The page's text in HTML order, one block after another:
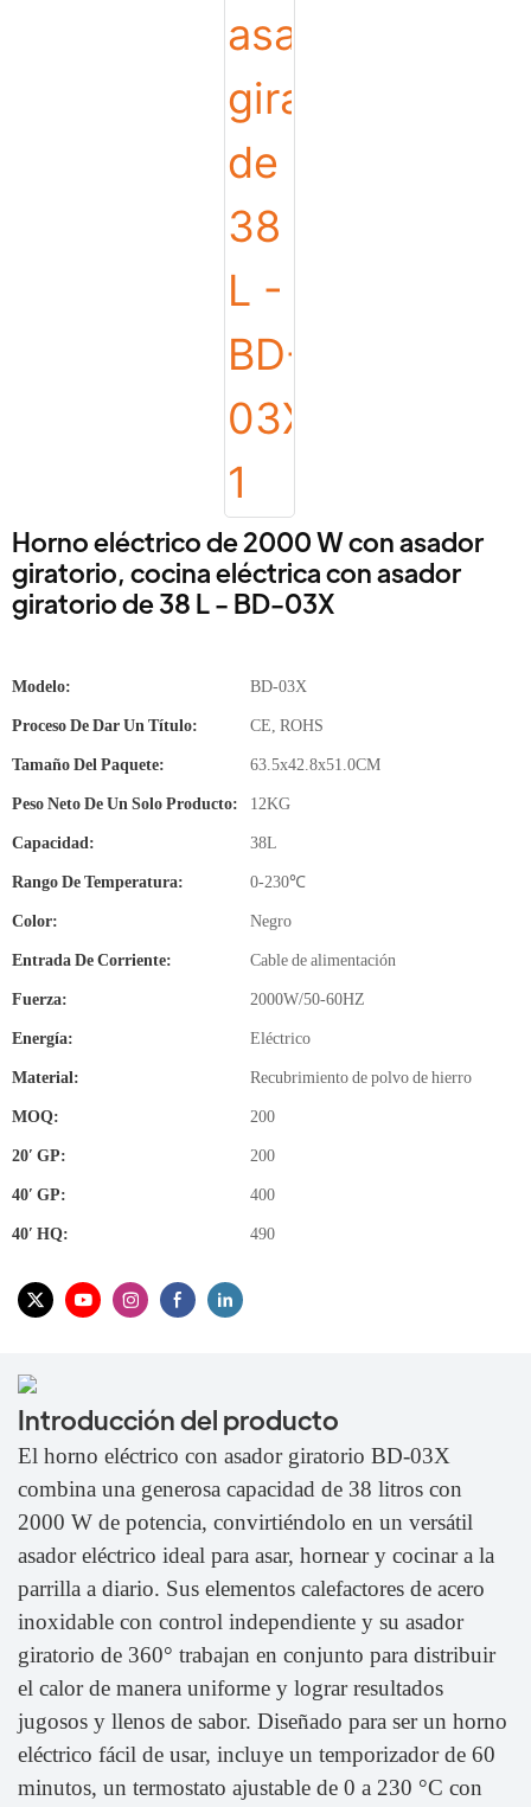
Horno eléctrico de 2000 W con asador
giratorio, cocina eléctrica con asador
giratorio de 38 L - BD-03X
Modelo: BD-03X
Proceso De Dar Un Título: CE, ROHS
Tamaño Del Paquete: 63.5x42.8x51.0CM
Peso Neto De Un Solo Producto: 12KG
Capacidad: 38L
Rango De Temperatura: 0-230℃
Color: Negro
Entrada De Corriente: Cable de alimentación
Fuerza: 2000W/50-60HZ
Energía: Eléctrico
Material: Recubrimiento de polvo de hierro
MOQ: 200
20′ GP: 200
40′ GP: 400
40′ HQ: 490
Introducción del producto
El horno eléctrico con asador giratorio BD-03X
combina una generosa capacidad de 38 litros con
2000 W de potencia, convirtiéndolo en un versátil
asador eléctrico ideal para asar, hornear y cocinar a la
parrilla a diario. Sus elementos calefactores de acero
inoxidable con control independiente y su asador
giratorio de 360° trabajan en conjunto para distribuir
el calor de manera uniforme y lograr resultados
jugosos y llenos de sabor. Diseñado para ser un horno
eléctrico fácil de usar, incluye un temporizador de 60
minutos, un termostato ajustable de 0 a 230 °C con